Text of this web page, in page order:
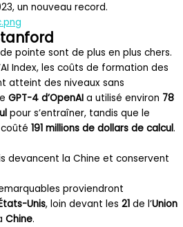
un nouveau record.
de pointe sont de plus en plus chers.
Index, les coûts de formation des
atteint des niveaux sans
GPT-4 d’OpenAI a utilisé environ 78
pour s’entraîner, tandis que le
191 millions de dollars de calcul.
devancent la Chine et conservent
proviendront
Unis, loin devant les 21 de l’Union
Chine.